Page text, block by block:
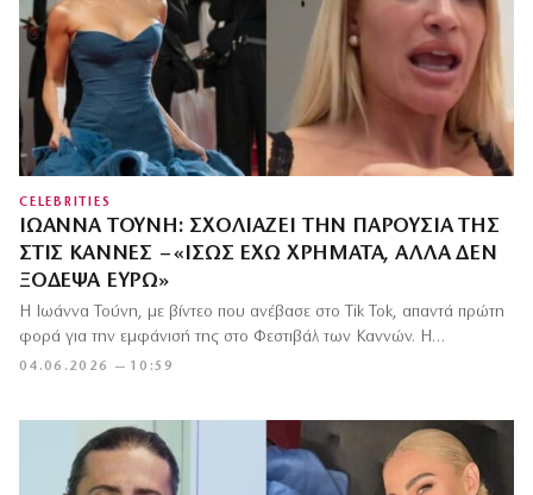
CELEBRITIES
ΙΩΆΝΝΑ ΤΟΎΝΗ: ΣΧΟΛΙΆΖΕΙ ΤΗΝ ΠΑΡΟΥΣΊΑ ΤΗΣ
ΣΤΙΣ ΚΆΝΝΕΣ – «ΊΣΩΣ ΈΧΩ ΧΡΉΜΑΤΑ, ΑΛΛΆ ΔΕΝ
ΞΌΔΕΨΑ ΕΥΡΏ»
04.06.2026 — 10:59
Η Ιωάννα Τούνη, με βίντεο που ανέβασε στο Tik Tok, απαντά πρώτη
φορά για την εμφάνισή της στο Φεστιβάλ των Καννών. Η…